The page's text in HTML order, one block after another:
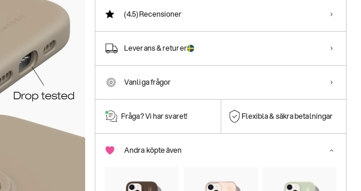
(4.5)Recensioner
Leverans & returer
Vanliga frågor
Fråga? Vi har svaret! Flexibla & säkra betalningar
Andra köpte även